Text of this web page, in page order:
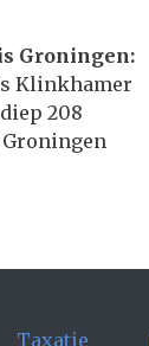
Groningen:
Klinkhamer
208
Groningen
Taxatie